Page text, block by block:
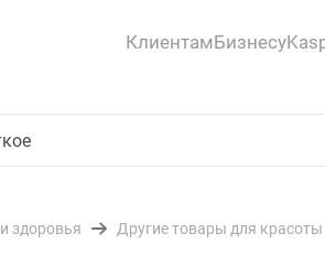
КлиентамБизнесу
здоровья Другие товары для красоты